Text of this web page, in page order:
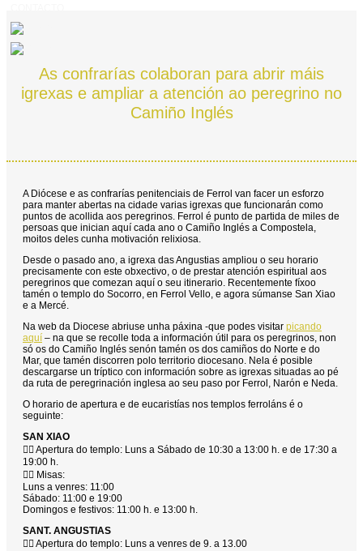
As confrarías colaboran para abrir máis
igrexas e ampliar a atención ao peregrino no
Camiño Inglés
A Diócese e as confrarías penitenciais de Ferrol van facer un esforzo
para manter abertas na cidade varias igrexas que funcionarán como
puntos de acollida aos peregrinos. Ferrol é punto de partida de miles de
persoas que inician aquí cada ano o Camiño Inglés a Compostela,
moitos deles cunha motivación relixiosa.
Desde o pasado ano, a igrexa das Angustias ampliou o seu horario
precisamente con este obxectivo, o de prestar atención espiritual aos
peregrinos que comezan aquí o seu itinerario. Recentemente fíxoo
tamén o templo do Socorro, en Ferrol Vello, e agora súmanse San Xiao
e a Mercé.
Na web da Diocese abriuse unha páxina -que podes visitar picando
aquí – na que se recolle toda a información útil para os peregrinos, non
só os do Camiño Inglés senón tamén os dos camiños do Norte e do
Mar, que tamén discorren polo territorio diocesano. Nela é posible
descargarse un tríptico con información sobre as igrexas situadas ao pé
da ruta de peregrinación inglesa ao seu paso por Ferrol, Narón e Neda.
O horario de apertura e de eucaristías nos templos ferroláns é o
seguinte:
SAN XIAO
👉🏼 Apertura do templo: Luns a Sábado de 10:30 a 13:00 h. e de 17:30 a
19:00 h.
👉🏼 Misas:
Luns a venres: 11:00
Sábado: 11:00 e 19:00
Domingos e festivos: 11:00 h. e 13:00 h.
SANT. ANGUSTIAS
👉🏼 Apertura do templo: Luns a venres de 9. a 13.00